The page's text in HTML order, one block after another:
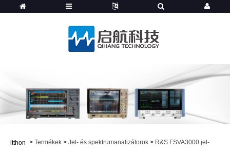
itthon > Termékek > Jel- és spektrumanalizátorok > R&S FSVA3000 jel-